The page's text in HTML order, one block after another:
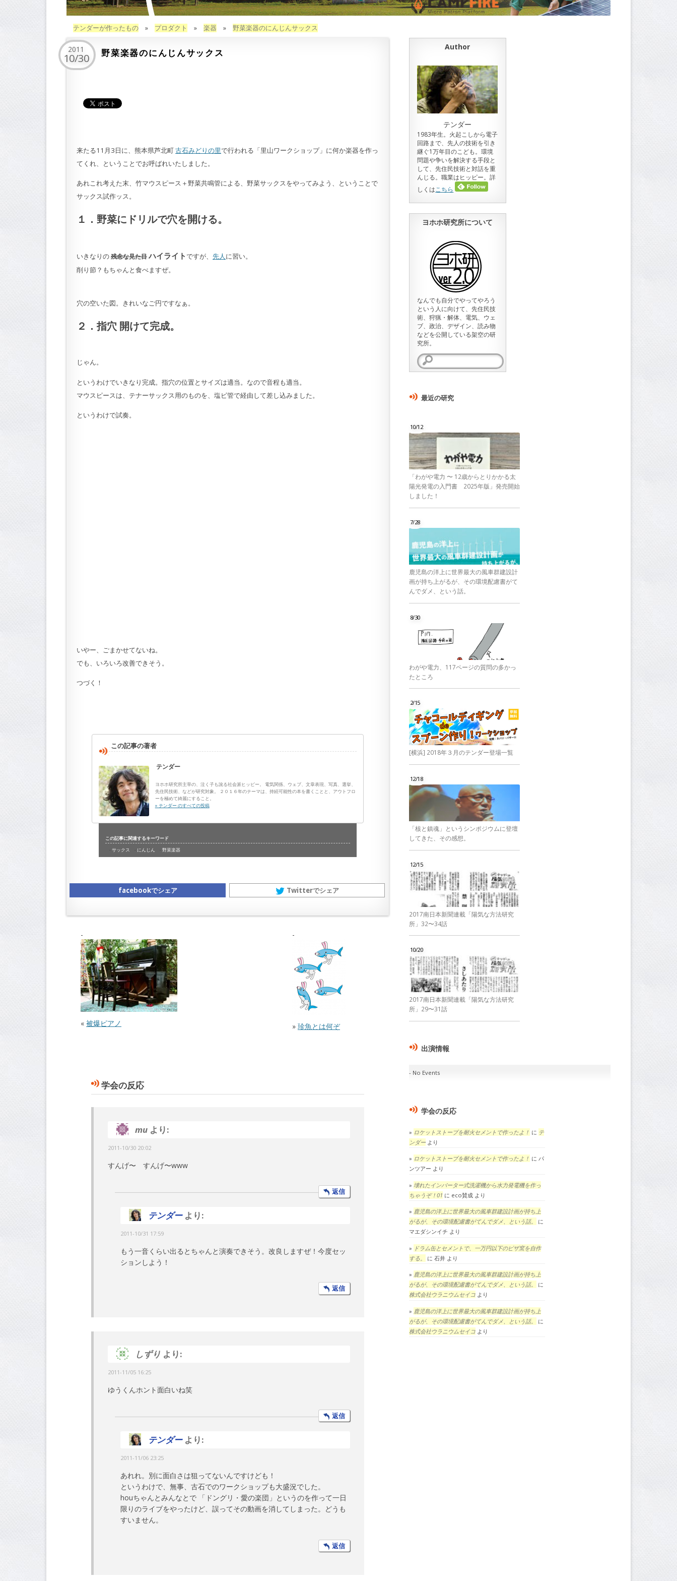
テンダーが作ったもの» プロダクト » 楽器 » 野菜楽器のにんじんサックス
野菜楽器のにんじんサックス
2011
10/30
来たる11月3日に、熊本県芦北町古石みどりの里で行われる「里山ワークショップ」に何か楽器を作っ
てくれ、ということでお呼ばれいたしました。
あれこれ考えた末、竹マウスピース＋野菜共鳴管による、野菜サックスをやってみよう、ということで
サックス試作ッス。
１．野菜にドリルで穴を開ける。
いきなりの残念な見た目ハイライトですが、 先人に習い。
削り節？もちゃんと食べますぜ。
穴の空いた図。きれいなご円ですなぁ。
２．指穴 開けて完成。
じゃん。
というわけでいきなり完成。指穴の位置とサイズは適当。なので音程も適当。
マウスピースは、テナーサックス用のものを、塩ビ管で経由して差し込みました。
というわけで試奏。
いやー、ごまかせてないね。
でも、いろいろ改善できそう。
つづく！
この記事の著者
テンダー
ヨホホ研究所主宰の、泣く子も訛る社会派ヒッピー。 電気関係、ウェブ、文章表現、写真、選挙、
先住民技術、などが研究対象。 ２０１６年のテーマは、持続可能性の本を書くことと、アウトフロ
ーを極めて綺麗にすること。
» テンダー のすべての投稿
この記事に関連するキーワード
サックス
にんじん 野菜楽器
facebookでシェア Twitterでシェア
« 被爆ピアノ » 珍魚とは何ぞ
学会の反応
mu より:
2011-10/30 20:02
すんげ〜 すんげ〜www
返信
テンダー より:
2011-10/31 17:59
もう一音くらい出るとちゃんと演奏できそう。改良しますぜ！今度セッ
ションしよう！
返信
しずり より:
2011-11/05 16:25
ゆうくんホント面白いね笑
返信
テンダー より:
2011-11/06 23:25
あれれ。別に面白さは狙ってないんですけども！
というわけで、無事、古石でのワークショップも大盛況でした。
houちゃんとみんなとで 「ドングリ・愛の楽団」というのを作って一日
限りのライブをやったけど、誤ってその動画を消してしまった。どうも
すいません。
返信
Author
テンダー
1983年生。火起こしから電子
回路まで、先人の技術を引き
継ぐ1万年目のこども。環境
問題や争いを解決する手段と
して、先住民技術と対話を重
んじる。職業はヒッピー。詳
しくはこちら
ヨホホ研究所について
なんでも自分でやってやろう
という人に向けて、先住民技
術、狩猟・解体、電気、ウェ
ブ、政治、デザイン、読み物
などを公開している架空の研
究所。
検
索:
最近の研究
10/12
「わがや電力 〜 12歳からとりかかる太
陽光発電の入門書 2025年版」発売開始
しました！
7/28
鹿児島の洋上に世界最大の風車群建設計
画が持ち上がるが、その環境配慮書がて
んでダメ、という話。
8/30
わがや電力、117ページの質問の多かっ
たところ
2/15
[横浜] 2018年３月のテンダー登場一覧
12/18
「核と鎮魂」というシンポジウムに登壇
してきた、その感想。
12/15
2017南日本新聞連載「陽気な方法研究
所」32〜34話
10/20
2017南日本新聞連載「陽気な方法研究
所」29〜31話
出演情報
No Events
学会の反応
ロケットストーブを耐火セメントで作ったよ！ に テ
ンダーより
ロケットストーブを耐火セメントで作ったよ！ に パ
ンツアー より
壊れたインバーター式洗濯機から水力発電機を作っ
ちゃうぞ！01 に eco賛成 より
鹿児島の洋上に世界最大の風車群建設計画が持ち上
がるが、その環境配慮書がてんでダメ、という話。
に
マエダシンイチ より
ドラム缶とセメントで、一万円以下のピザ窯を自作
する。
に 石井 より
鹿児島の洋上に世界最大の風車群建設計画が持ち上
がるが、その環境配慮書がてんでダメ、という話。
に
株式会社ウラニウムセイコ より
鹿児島の洋上に世界最大の風車群建設計画が持ち上
がるが、その環境配慮書がてんでダメ、という話。
に
株式会社ウラニウムセイコ より